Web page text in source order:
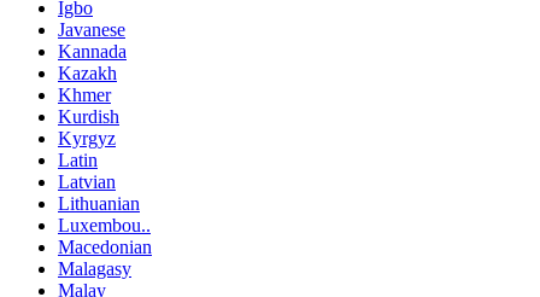
Igbo
Javanese
Kannada
Kazakh
Khmer
Kurdish
Kyrgyz
Latin
Latvian
Lithuanian
Luxembou..
Macedonian
Malagasy
Malay